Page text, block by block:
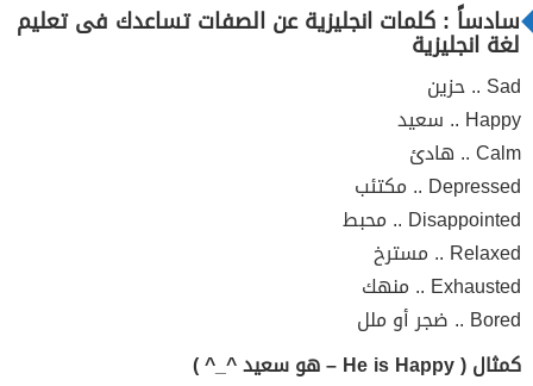
سادساً : كلمات انجليزية عن الصفات تساعدك فى تعليم
لغة انجليزية
Sad .. حزين
Happy .. سعيد
Calm .. هادئ
Depressed .. مكتئب
Disappointed .. محبط
Relaxed .. مسترخ
Exhausted .. منهك
Bored .. ضجر أو ملل
كمثال ( He is Happy – هو سعيد ^_^ )